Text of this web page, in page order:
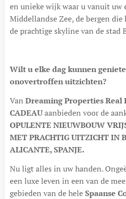
en unieke wijk waar u vanuit uw
Middellandse Zee, de bergen
de prachtige skyline van de stad
Wilt u elke dag kunnen
onovertroffen uitzichten?
Van Dreaming Properties Real
CADEAUaanbieden voor de
OPULENTE NIEUWBOUW
MET PRACHTIG UITZICHT IN
ALICANTE, SPANJE.
Nu ligt alles in uw handen.
een luxe leven in een van de
gebieden van de heleSpaanse